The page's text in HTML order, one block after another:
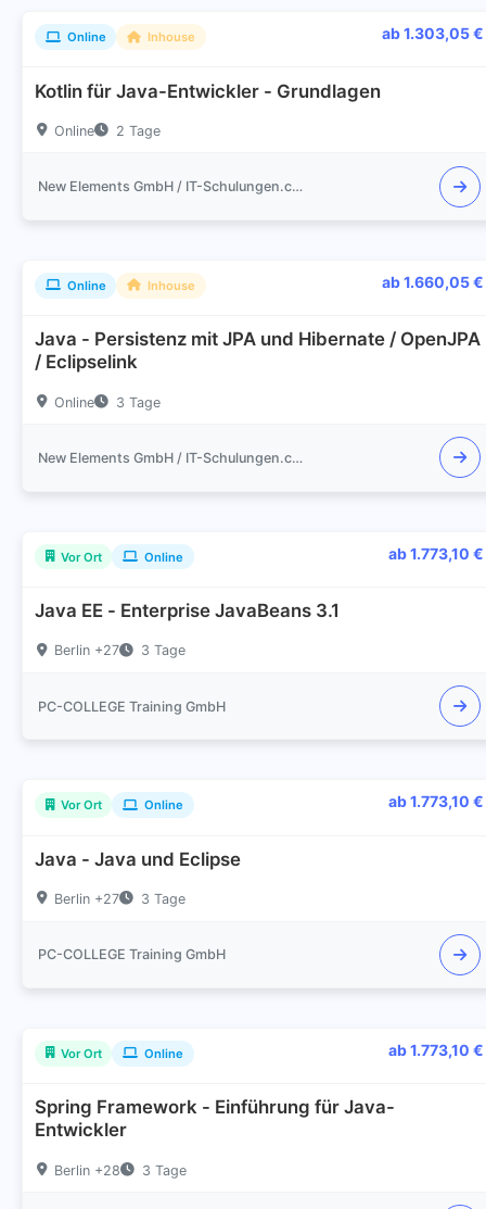
Online Inhouse ab 1.303,05 €
Kotlin für Java-Entwickler - Grundlagen
Online 2 Tage
New Elements GmbH / IT-Schulungen.com
Online Inhouse ab 1.660,05 €
Java - Persistenz mit JPA und Hibernate / OpenJPA
/ Eclipselink
Online 3 Tage
New Elements GmbH / IT-Schulungen.com
Vor Ort Online ab 1.773,10 €
Java EE - Enterprise JavaBeans 3.1
Berlin +27 3 Tage
PC-COLLEGE Training GmbH
Vor Ort Online ab 1.773,10 €
Java - Java und Eclipse
Berlin +27 3 Tage
PC-COLLEGE Training GmbH
Vor Ort Online ab 1.773,10 €
Spring Framework - Einführung für Java-
Entwickler
Berlin +28 3 Tage